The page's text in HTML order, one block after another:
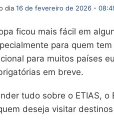
dia 16 de fevereiro de 2026 -
ficou mais fácil em
para quem
para muitos países
em breve.
tudo sobre o ETIAS, o
deseja visitar